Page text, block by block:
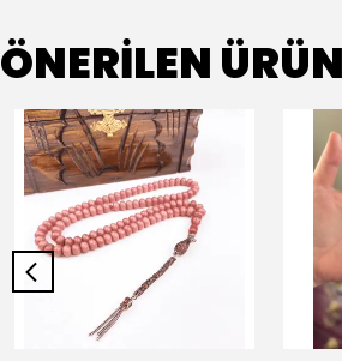
ÖNERİLEN